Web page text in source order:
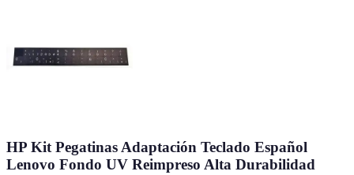
HP Kit Pegatinas Adaptación Teclado Español
Lenovo Fondo UV Reimpreso Alta Durabilidad